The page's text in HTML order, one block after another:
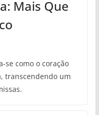
Mais Que
se como o coração
transcendendo um